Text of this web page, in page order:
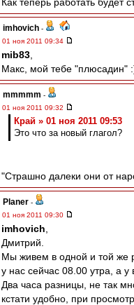
imhovich -
01 ноя 2011 09:34
mib83
Макс, мой тебе "плюсадин"
mmmmm -
01 ноя 2011 09:32
Край » 01 ноя 2011 09:53
Это что за новый глагол?
"Страшно далеки они от
Planer -
01 ноя 2011 09:30
imhovich
Дмитрий.
Мы живем в одной и той же
у нас сейчас 08.00 утра, а у
Два часа разницы, не так
кстати удобно, при